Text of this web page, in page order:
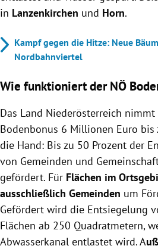
in Lanzenkirchen und Horn.
Kampf gegen die Hitze: Neue
Nordbahnviertel
Wie funktioniert der NÖ
Das Land Niederösterreich
Bodenbonus 6 Millionen Euro bis
die Hand: Bis zu 50 Prozent der
von Gemeinden und
gefördert. Für Flächen im
ausschließlich Gemeinden um
Gefördert wird die Entsiegelung
Flächen ab 250 Quadratmetern,
Abwasserkanal entlastet wird. A